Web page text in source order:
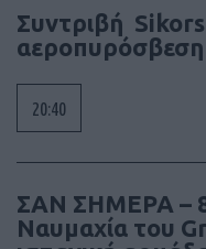
Συντριβή
20:40
ΣΑΝ ΣΗΜΕΡΑ –
Ναυμαχία του